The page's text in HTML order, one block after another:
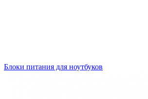
Блоки питания для ноутбуков